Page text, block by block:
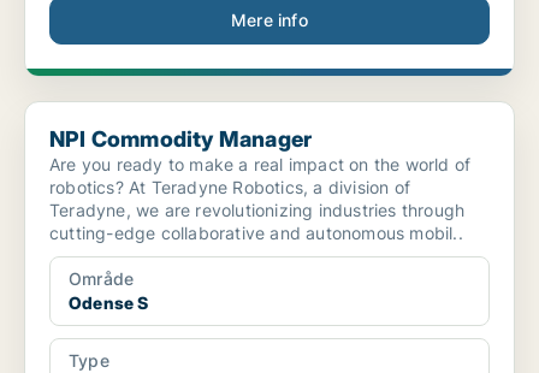
Mere info
NPI Commodity Manager
NPI Commodity Manager
Are you ready to make a real impact on the world of
robotics? At Teradyne Robotics, a division of
Teradyne, we are revolutionizing industries through
cutting-edge collaborative and autonomous mobil..
Område
Odense S
Type